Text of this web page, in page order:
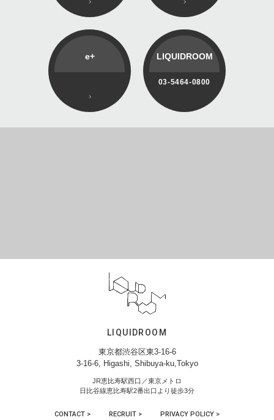
e+ LIQUIDROOM
03-5464-0800
LIQUIDROOM
東京都渋谷区東3-16-6
3-16-6, Higashi, Shibuya-ku,Tokyo
JR恵比寿駅西口／東京メトロ
日比谷線恵比寿駅2番出口より徒歩3分
CONTACT > RECRUIT > PRIVACY POLICY >